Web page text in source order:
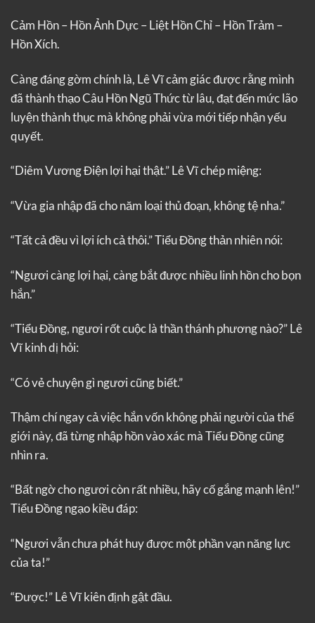
Cảm Hồn – Hồn Ảnh Dực – Liệt Hồn Chỉ – Hồn Trảm –
Hồn Xích.
Càng đáng gờm chính là, Lê Vĩ cảm giác được rằng mình
đã thành thạo Câu Hồn Ngũ Thức từ lâu, đạt đến mức lão
luyện thành thục mà không phải vừa mới tiếp nhận yếu
quyết.
“Diêm Vương Điện lợi hại thật.” Lê Vĩ chép miệng:
“Vừa gia nhập đã cho năm loại thủ đoạn, không tệ nha.”
“Tất cả đều vì lợi ích cả thôi.” Tiểu Đồng thản nhiên nói:
“Ngươi càng lợi hại, càng bắt được nhiều linh hồn cho bọn
hắn.”
“Tiểu Đồng, ngươi rốt cuộc là thần thánh phương nào?” Lê
Vĩ kinh dị hỏi:
“Có vẻ chuyện gì ngươi cũng biết.”
Thậm chí ngay cả việc hắn vốn không phải người của thế
giới này, đã từng nhập hồn vào xác mà Tiểu Đồng cũng
nhìn ra.
“Bất ngờ cho ngươi còn rất nhiều, hãy cố gắng mạnh lên!”
Tiểu Đồng ngạo kiều đáp:
“Ngươi vẫn chưa phát huy được một phần vạn năng lực
của ta!”
“Được!” Lê Vĩ kiên định gật đầu.